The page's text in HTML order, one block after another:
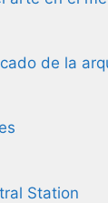
de la
Station